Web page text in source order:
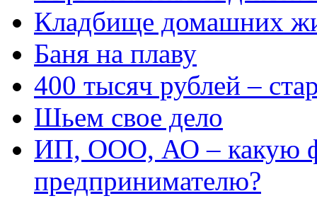
Кладбище домашних
Баня на плаву
400 тысяч рублей –
Шьем свое дело
ИП, ООО, АО – какую
предпринимателю?